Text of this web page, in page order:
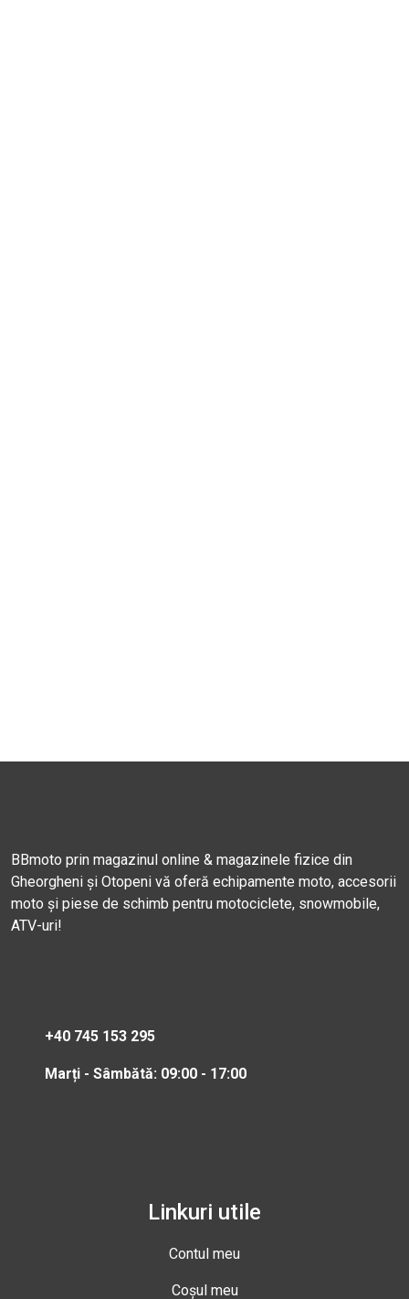
BBmoto prin magazinul online & magazinele fizice din
Gheorgheni și Otopeni vă oferă echipamente moto, accesorii
moto și piese de schimb pentru motociclete, snowmobile,
ATV-uri!
+40 745 153 295
Marți - Sâmbătă: 09:00 - 17:00
Linkuri utile
Contul meu
Coșul meu